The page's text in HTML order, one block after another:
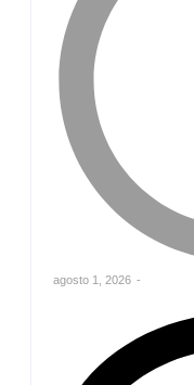
agosto 1, 2026 -